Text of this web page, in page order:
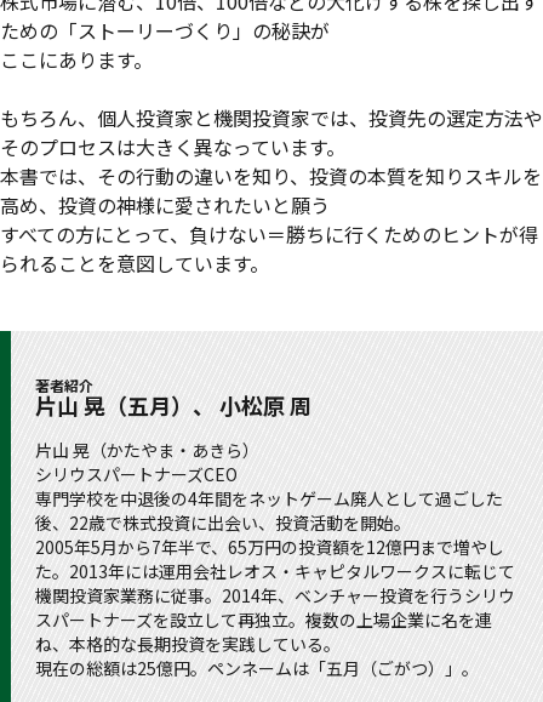
ための「ストーリーづくり」の秘訣が
ここにあります。
もちろん、個人投資家と機関投資家では、投資先の選定方法や
そのプロセスは大きく異なっています。
本書では、その行動の違いを知り、投資の本質を知りスキルを
高め、投資の神様に愛されたいと願う
すべての方にとって、負けない＝勝ちに行くためのヒントが得
られることを意図しています。
著者紹介
片山 晃（五月）、 小松原 周
片山 晃（かたやま・あきら）
シリウスパートナーズCEO
専門学校を中退後の4年間をネットゲーム廃人として過ごした
後、22歳で株式投資に出会い、投資活動を開始。
2005年5月から7年半で、65万円の投資額を12億円まで増やし
た。2013年には運用会社レオス・キャピタルワークスに転じて
機関投資家業務に従事。2014年、ベンチャー投資を行うシリウ
スパートナーズを設立して再独立。複数の上場企業に名を連
ね、本格的な長期投資を実践している。
現在の総額は25億円。ペンネームは「五月（ごがつ）」。